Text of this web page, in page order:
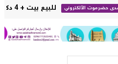
للبيع بيت + 4 دكاكين في خباية - تريم - حضرموت ( تفاصيل + صور )